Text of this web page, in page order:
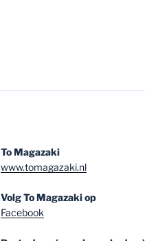
To Magazaki
www.tomagazaki.nl
Volg To Magazaki op
Facebook